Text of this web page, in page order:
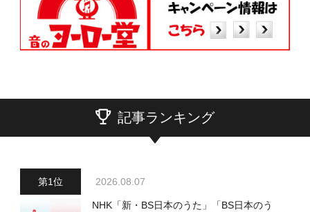
記事ランキング
2026.08.07
NHK「新・BS日本のうた」「BS日本のう